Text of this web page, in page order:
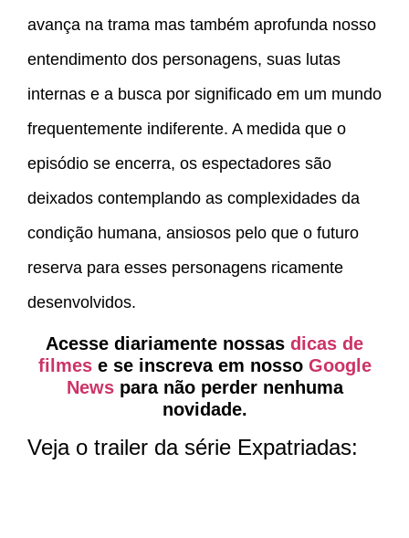
avança na trama mas também aprofunda nosso
entendimento dos personagens, suas lutas
internas e a busca por significado em um mundo
frequentemente indiferente. A medida que o
episódio se encerra, os espectadores são
deixados contemplando as complexidades da
condição humana, ansiosos pelo que o futuro
reserva para esses personagens ricamente
desenvolvidos.
Acesse diariamente nossas dicas de
filmese se inscreva em nossoGoogle
Newspara não perder nenhuma
novidade.
Veja o trailer da série Expatriadas: